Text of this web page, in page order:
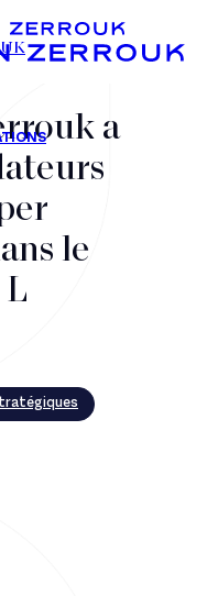
a
le
L